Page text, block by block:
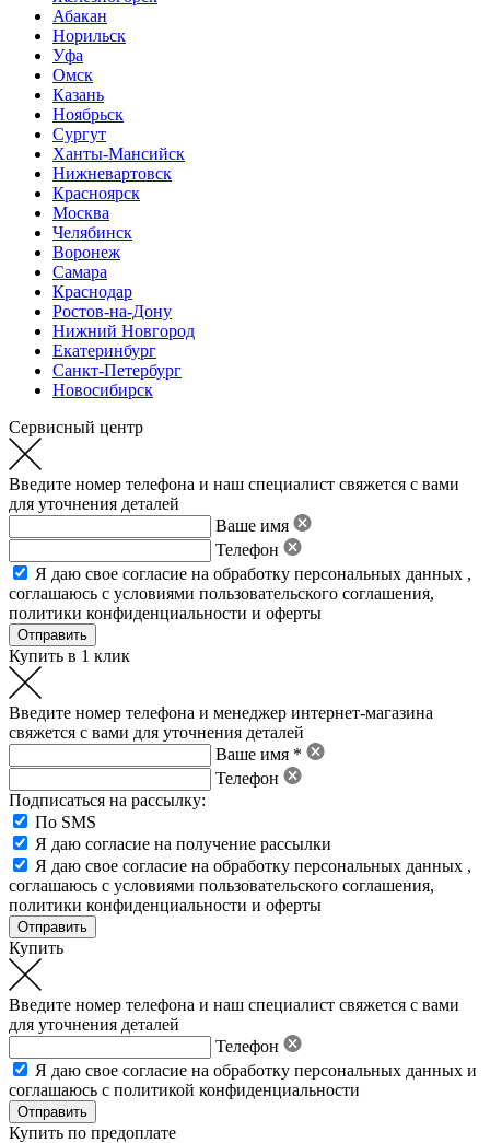
Абакан
Норильск
Уфа
Омск
Казань
Ноябрьск
Сургут
Ханты-Мансийск
Нижневартовск
Красноярск
Москва
Челябинск
Воронеж
Самара
Краснодар
Ростов-на-Дону
Нижний Новгород
Екатеринбург
Санкт-Петербург
Новосибирск
Сервисный центр
Введите номер телефона и наш специалист свяжется с вами
для уточнения деталей
Ваше имя
Телефон
Я даю свое согласие на обработку персональных данных ,
соглашаюсь с условиями пользовательского соглашения,
политики конфиденциальности и оферты
Купить в 1 клик
Введите номер телефона и менеджер интернет-магазина
свяжется с вами для уточнения деталей
Ваше имя *
Телефон
Подписаться на рассылку:
По SMS
Я даю согласие на получение рассылки
Я даю свое согласие на обработку персональных данных ,
соглашаюсь с условиями пользовательского соглашения,
политики конфиденциальности и оферты
Купить
Введите номер телефона и наш специалист свяжется с вами
для уточнения деталей
Телефон
Я даю свое согласие на обработку персональных данных и
соглашаюсь с политикой конфиденциальности
Купить по предоплате